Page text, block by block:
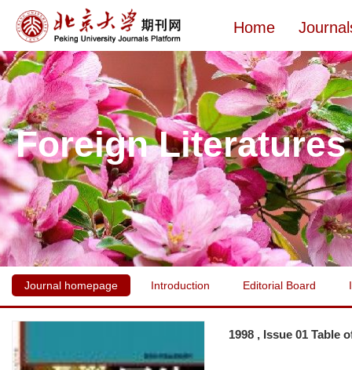
Home
Foreign Literatures
Journal homepage Introduction Editorial Board
1998 , Issue 01 Table